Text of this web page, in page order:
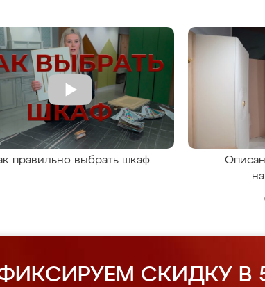
правильно выбрать шкаф
СКИДКУ В